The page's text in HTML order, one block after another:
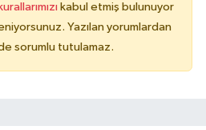
kabul etmiş bulunuyor
Yazılan yorumlardan
sorumlu tutulamaz.